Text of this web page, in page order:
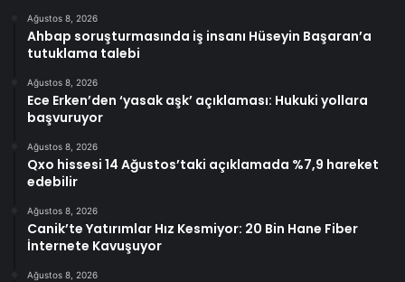
Ağustos 8, 2026
Ahbap soruşturmasında iş insanı Hüseyin Başaran’a
tutuklama talebi
Ağustos 8, 2026
Ece Erken’den ‘yasak aşk’ açıklaması: Hukuki yollara
başvuruyor
Ağustos 8, 2026
Qxo hissesi 14 Ağustos’taki açıklamada %7,9 hareket
edebilir
Ağustos 8, 2026
Canik’te Yatırımlar Hız Kesmiyor: 20 Bin Hane Fiber
İnternete Kavuşuyor
Ağustos 8, 2026